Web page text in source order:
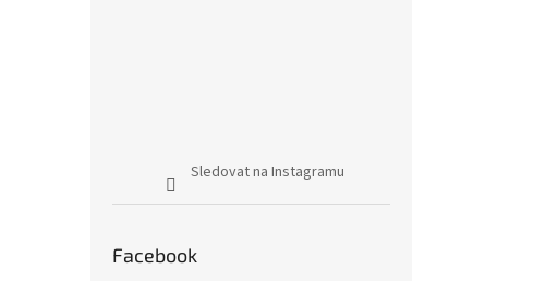
Sledovat na Instagramu
Facebook